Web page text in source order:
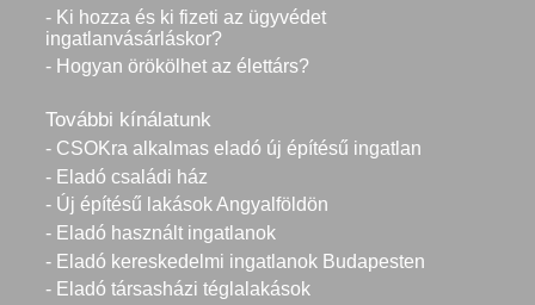
- Ki hozza és ki fizeti az ügyvédet
ingatlanvásárláskor?
- Hogyan örökölhet az élettárs?
További kínálatunk
- CSOKra alkalmas eladó új építésű ingatlan
- Eladó családi ház
- Új építésű lakások Angyalföldön
- Eladó használt ingatlanok
- Eladó kereskedelmi ingatlanok Budapesten
- Eladó társasházi téglalakások